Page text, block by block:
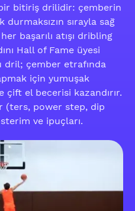
bitiriş drilidir: çemberin
durmaksızın sırayla sağ
başarılı atışı dribling
Hall of Fame üyesi
dril; çember etrafında
için yumuşak
çift el becerisi kazandırır.
(ters, power step, dip
ve ipuçları.